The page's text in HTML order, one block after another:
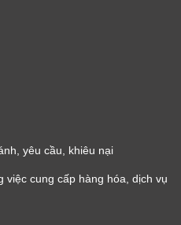
yêu cầu, khiêu nại
việc cung cấp hàng hóa, dịch vụ